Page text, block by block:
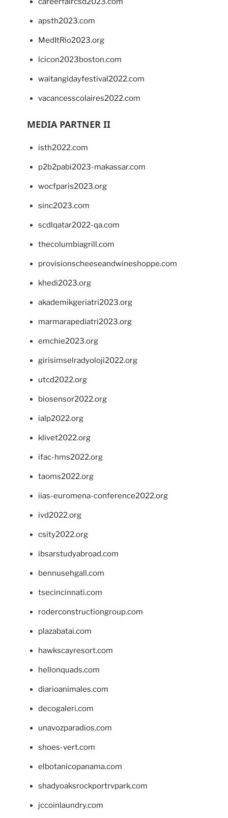
apsth2023.com
MedItRio2023.org
lcicon2023boston.com
waitangidayfestival2022.com
vacancesscolaires2022.com
MEDIA PARTNER II
isth2022.com
p2b2pabi2023-makassar.com
wocfparis2023.org
sinc2023.com
scdlqatar2022-qa.com
thecolumbiagrill.com
provisionscheeseandwineshoppe.com
khedi2023.org
akademikgeriatri2023.org
marmarapediatri2023.org
emchie2023.org
girisimselradyoloji2022.org
utcd2022.org
biosensor2022.org
ialp2022.org
klivet2022.org
ifac-hms2022.org
taoms2022.org
iias-euromena-conference2022.org
ivd2022.org
csity2022.org
ibsarstudyabroad.com
bennusehgall.com
tsecincinnati.com
roderconstructiongroup.com
plazabatai.com
hawkscayresort.com
hellonquads.com
diarioanimales.com
decogaleri.com
unavozparadios.com
shoes-vert.com
elbotanicopanama.com
shadyoaksrockportrvpark.com
jccoinlaundry.com